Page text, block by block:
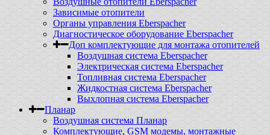
Зависимые отопители
Органы управления Eberspacher
Диагностическое оборудование Eberspacher
Доп комплектующие для монтажа отопителей
Воздушная система Eberspacher
Электрическая система Eberspacher
Топливная система Eberspacher
Жидкостная система Eberspacher
Выхлопная система Eberspacher
Планар
Воздушная система Планар
Комплектующие, GSM модемы, монтажные